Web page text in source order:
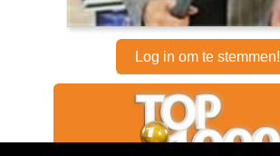
Log in om te stemmen!